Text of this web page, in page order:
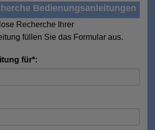
Bedienungsanleitungen
Recherche Ihrer
füllen Sie das Formular aus.
für*: